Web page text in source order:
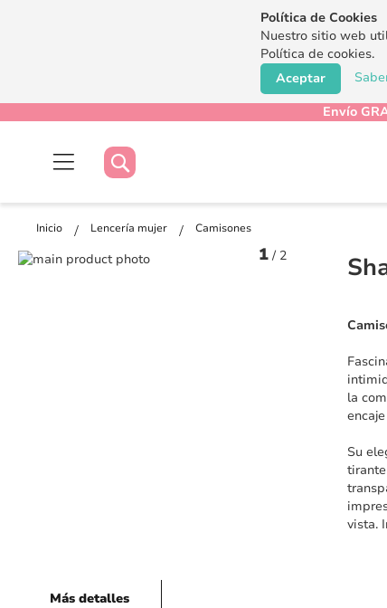
Política de Cookies
Nuestro sitio web
Política de cookies.
Aceptar
Envío
Buscar
Buscar
Inicio Lencería mujer Camisones
Saltar
1 / 2
la
Su
vista.
Más detalles